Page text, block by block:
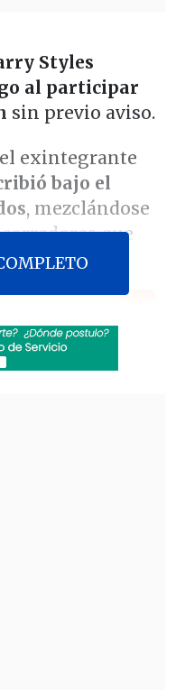
Styles
al participar
sin previo aviso.
exintegrante
bajo el
, mezclándose
que
a Mariana Di
un error"